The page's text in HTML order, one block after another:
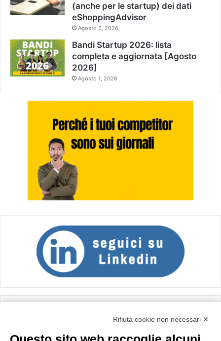
(anche per le startup) dei dati
eShoppingAdvisor
Agosto 2, 2026
Bandi Startup 2026: lista
completa e aggiornata [Agosto
2026]
Agosto 1, 2026
Rifiuta cookie non necessari ✕